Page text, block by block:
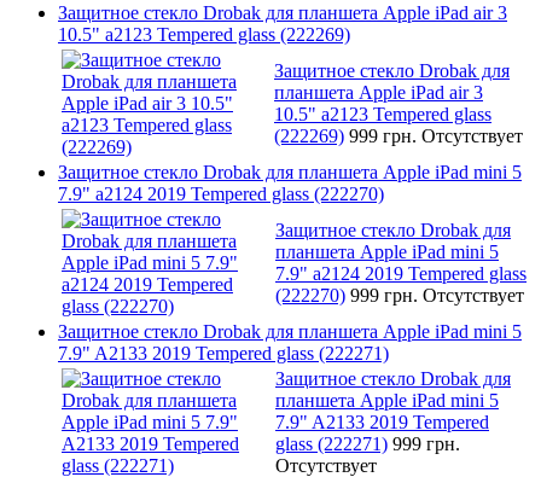
Защитное стекло Drobak для планшета Apple iPad air 3
10.5" a2123 Tempered glass (222269)
Защитное стекло Drobak для
планшета Apple iPad air 3
10.5" a2123 Tempered glass
(222269) 999 грн. Отсутствует
Защитное стекло Drobak для планшета Apple iPad mini 5
7.9" a2124 2019 Tempered glass (222270)
Защитное стекло Drobak для
планшета Apple iPad mini 5
7.9" a2124 2019 Tempered glass
(222270) 999 грн. Отсутствует
Защитное стекло Drobak для планшета Apple iPad mini 5
7.9" A2133 2019 Tempered glass (222271)
Защитное стекло Drobak для
планшета Apple iPad mini 5
7.9" A2133 2019 Tempered
glass (222271) 999 грн.
Отсутствует